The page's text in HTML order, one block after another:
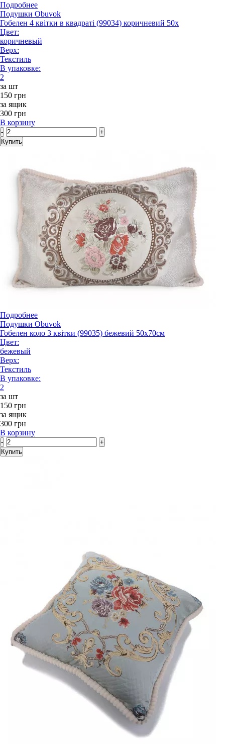
Подробнее
Подушки Obuvok
Гобелен 4 квітки в квадраті (99034) коричневий 50x
Цвет:
коричневый
Верх:
Текстиль
В упаковке:
2
за шт
150 грн
за ящик
300 грн
В корзину
-
+
Купить
Подробнее
Подушки Obuvok
Гобелен коло 3 квітки (99035) бежевий 50x70см
Цвет:
бежевый
Верх:
Текстиль
В упаковке:
2
за шт
150 грн
за ящик
300 грн
В корзину
-
+
Купить